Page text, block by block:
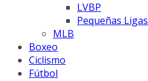
LVBP
Pequeñas Ligas
MLB
Boxeo
Ciclismo
Fútbol